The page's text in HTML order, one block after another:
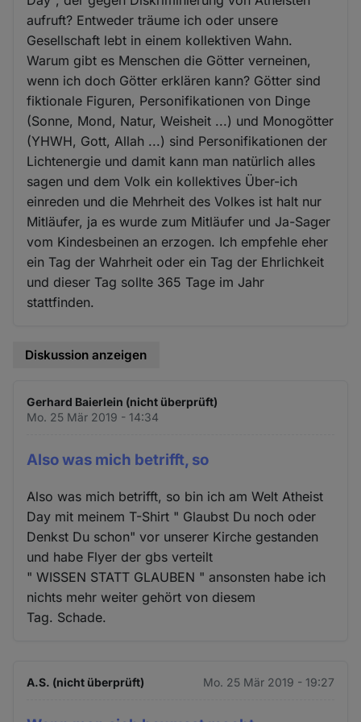
aufruft? Entweder träume ich oder unsere
Gesellschaft lebt in einem kollektiven Wahn.
Warum gibt es Menschen die Götter verneinen,
wenn ich doch Götter erklären kann? Götter sind
fiktionale Figuren, Personifikationen von Dinge
(Sonne, Mond, Natur, Weisheit ...) und Monogötter
(YHWH, Gott, Allah ...) sind Personifikationen der
Lichtenergie und damit kann man natürlich alles
sagen und dem Volk ein kollektives Über-ich
einreden und die Mehrheit des Volkes ist halt nur
Mitläufer, ja es wurde zum Mitläufer und Ja-Sager
vom Kindesbeinen an erzogen. Ich empfehle eher
ein Tag der Wahrheit oder ein Tag der Ehrlichkeit
und dieser Tag sollte 365 Tage im Jahr
stattfinden.
Diskussion anzeigen
Gerhard Baierlein (nicht überprüft)
Mo. 25 Mär 2019 - 14:34
Also was mich betrifft, so
Also was mich betrifft, so bin ich am Welt Atheist
Day mit meinem T-Shirt " Glaubst Du noch oder
Denkst Du schon" vor unserer Kirche gestanden
und habe Flyer der gbs verteilt
" WISSEN STATT GLAUBEN " ansonsten habe ich
nichts mehr weiter gehört von diesem
Tag. Schade.
A.S. (nicht überprüft) Mo. 25 Mär 2019 - 19:27